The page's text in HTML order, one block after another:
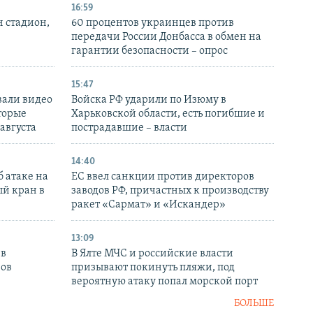
стадион,
16:59
60 процентов украинцев против
передачи России Донбасса в обмен на
гарантии безопасности – опрос
видео
15:47
Войска РФ ударили по Изюму в
Харьковской области, есть погибшие и
пострадавшие – власти
на
кран в
14:40
ЕС ввел санкции против директоров
заводов РФ, причастных к производству
ракет «Сармат» и «Искандер»
13:09
В Ялте МЧС и российские власти
призывают покинуть пляжи, под
вероятную атаку попал морской порт
БОЛЬШЕ